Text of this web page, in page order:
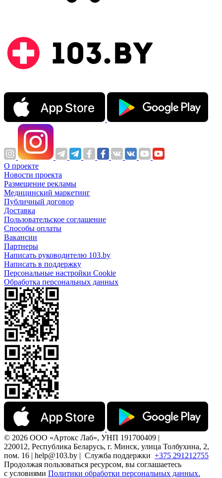
О проекте
Новости проекта
Размещение рекламы
Медицинский маркетинг
Публичный договор
Доставка
Пользовательское соглашение
Способы оплаты
Вакансии
Партнеры
Написать руководителю 103.by
Написать в поддержку
Персональные настройки Cookie
Обработка персональных данных
© 2026 ООО «Артокс Лаб», УНП 191700409 |
220012, Республика Беларусь, г. Минск, улица Толбухина, 2,
пом. 16 | help@103.by | Служба поддержки +375 291212755
Продолжая пользоваться ресурсом, вы соглашаетесь
с условиями Политики обработки персональных данных.